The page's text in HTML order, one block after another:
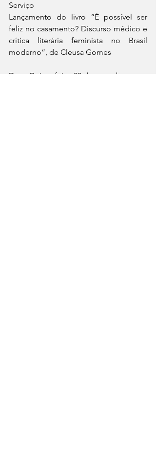
Serviço
Lançamento do livro “É possível ser
feliz no casamento? Discurso médico e
crítica literária feminista no Brasil
moderno”, de Cleusa Gomes
Data: Quinta-feira, 28 de setembro